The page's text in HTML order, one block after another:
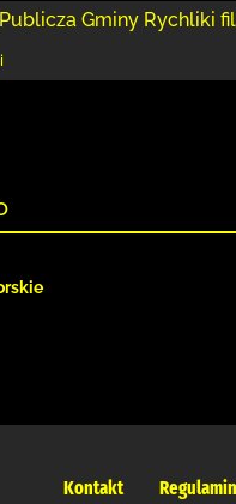
Gminy Rychliki
Kontakt Regulamin